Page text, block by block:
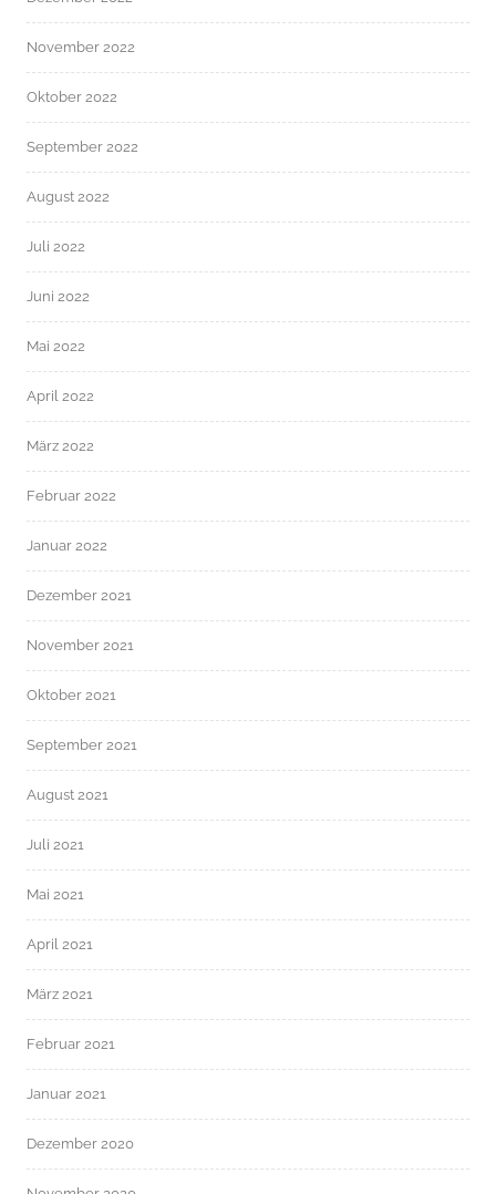
November 2022
Oktober 2022
September 2022
August 2022
Juli 2022
Juni 2022
Mai 2022
April 2022
März 2022
Februar 2022
Januar 2022
Dezember 2021
November 2021
Oktober 2021
September 2021
August 2021
Juli 2021
Mai 2021
April 2021
März 2021
Februar 2021
Januar 2021
Dezember 2020